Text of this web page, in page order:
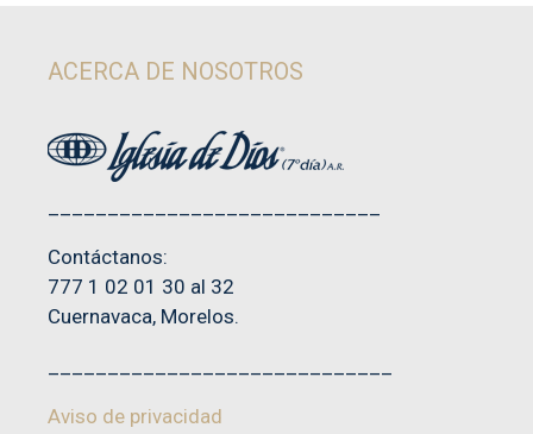
ACERCA DE NOSOTROS
Contáctanos:
777 1 02 01 30 al 32
Cuernavaca, Morelos.
Aviso de privacidad